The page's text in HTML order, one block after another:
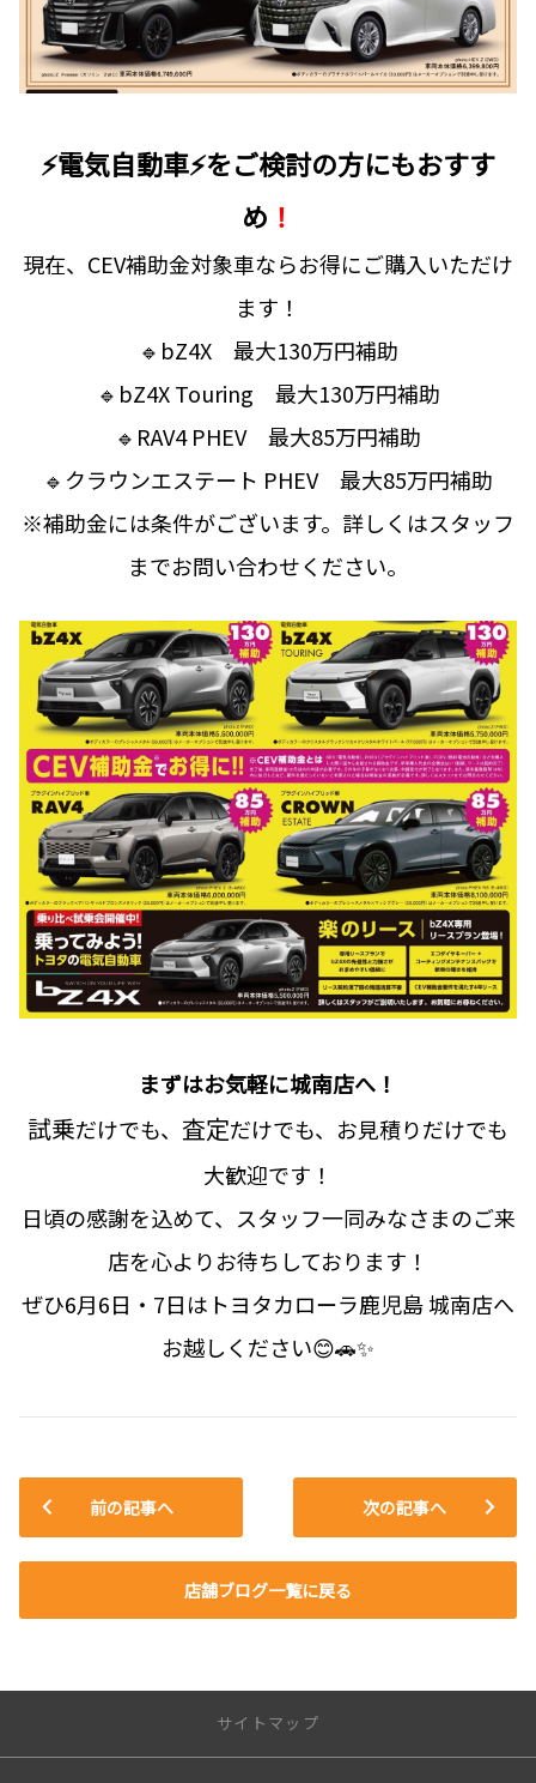
⚡電気自動車⚡をご検討の方にもおすす
め ！
現在、CEV補助金対象車ならお得にご購入いただけ
ます！
🔹bZ4X 最大130万円補助
🔹bZ4X Touring 最大130万円補助
🔹RAV4 PHEV 最大85万円補助
🔹クラウンエステート PHEV 最大85万円補助
※補助金には条件がございます。詳しくはスタッフ
までお問い合わせください。
まずはお気軽に城南店へ！
試乗だけでも、 査定だけでも、お見積りだけでも
大歓迎です！
日頃の感謝を込めて、スタッフ一同みなさまのご来
店を心よりお待ちしております！
ぜひ6月6日・7日はトヨタカローラ鹿児島 城南店へ
お越しください😊🚗✨
前の記事へ
店舗ブログ一覧に戻る
次の記事へ
サイトマップ